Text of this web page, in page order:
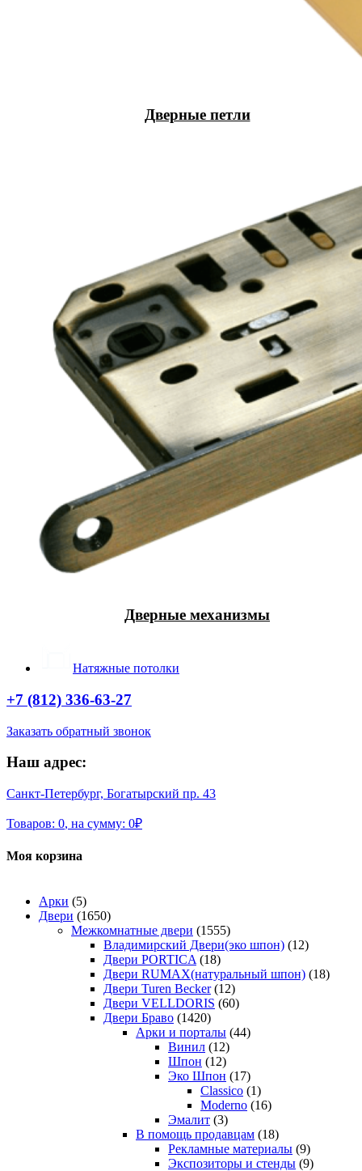
Дверные петли
Дверные механизмы
Натяжные потолки
+7 (812) 336-63-27
Заказать обратный звонок
Наш адрес:
Санкт-Петербург, Богатырский пр. 43
Товаров: 0, на сумму: 0₽
Моя корзина
Арки (5)
Двери (1650)
Межкомнатные двери (1555)
Владимирский Двери(эко шпон) (12)
Двери PORTICA (18)
Двери RUMAX(натуральный шпон) (18)
Двери Turen Becker (12)
Двери VELLDORIS (60)
Двери Браво (1420)
Арки и порталы (44)
Винил (12)
Шпон (12)
Эко Шпон (17)
Classico (1)
Moderno (16)
Эмалит (3)
В помощь продавцам (18)
Рекламные материалы (9)
Экспозиторы и стенды (9)